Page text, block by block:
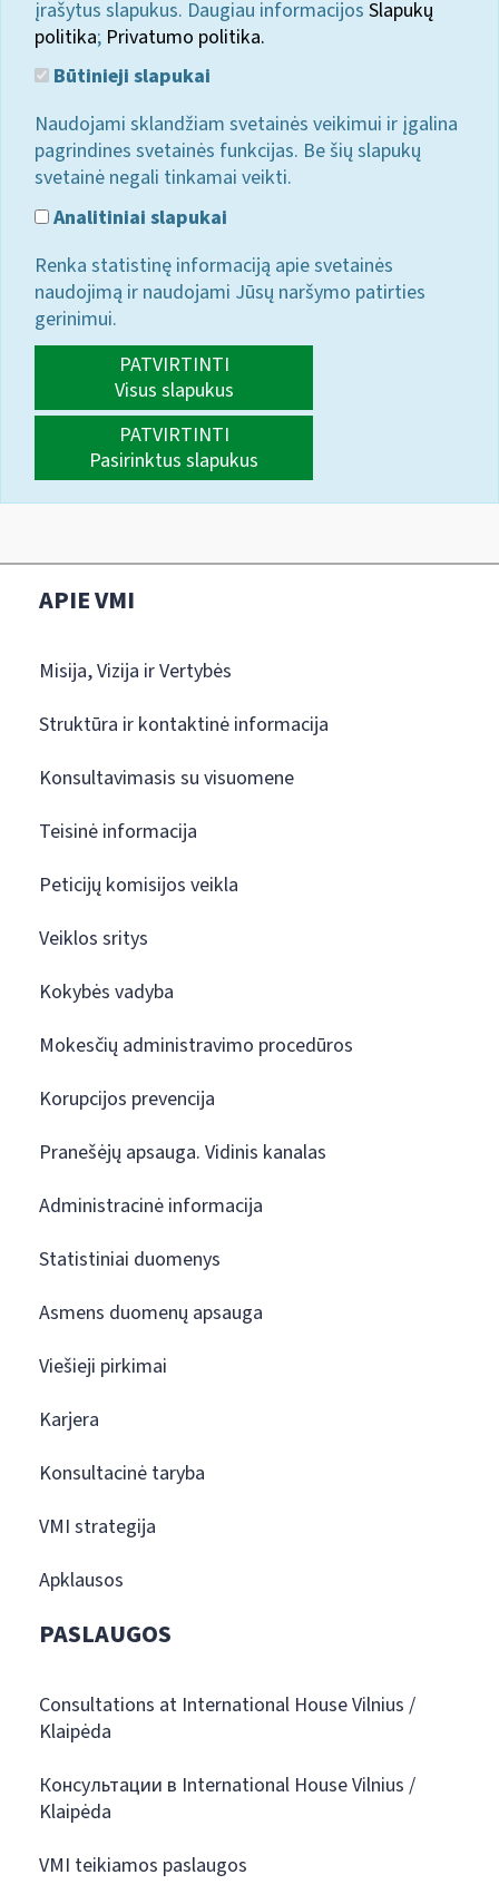
įrašytus slapukus. Daugiau informacijos Slapukų
politika; Privatumo politika.
Būtinieji slapukai
Naudojami sklandžiam svetainės veikimui ir įgalina
pagrindines svetainės funkcijas. Be šių slapukų
svetainė negali tinkamai veikti.
Analitiniai slapukai
Renka statistinę informaciją apie svetainės
naudojimą ir naudojami Jūsų naršymo patirties
gerinimui.
PATVIRTINTI
Visus slapukus
PATVIRTINTI
Pasirinktus slapukus
APIE VMI
Misija, Vizija ir Vertybės
Struktūra ir kontaktinė informacija
Konsultavimasis su visuomene
Teisinė informacija
Peticijų komisijos veikla
Veiklos sritys
Kokybės vadyba
Mokesčių administravimo procedūros
Korupcijos prevencija
Pranešėjų apsauga. Vidinis kanalas
Administracinė informacija
Statistiniai duomenys
Asmens duomenų apsauga
Viešieji pirkimai
Karjera
Konsultacinė taryba
VMI strategija
Apklausos
PASLAUGOS
Consultations at International House Vilnius /
Klaipėda
Консультации в International House Vilnius /
Klaipėda
VMI teikiamos paslaugos